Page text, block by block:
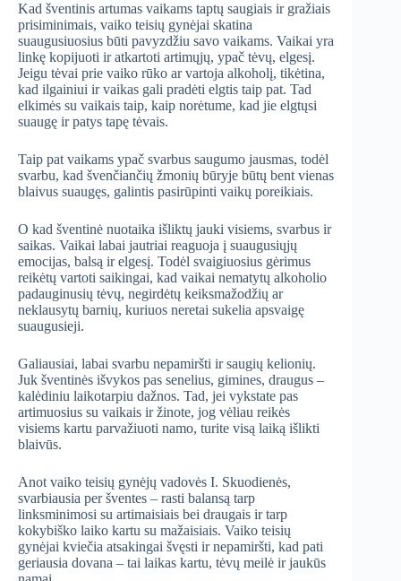
Kad šventinis artumas vaikams taptų saugiais ir gražiais
prisiminimais, vaiko teisių gynėjai skatina
suaugusiuosius būti pavyzdžiu savo vaikams. Vaikai yra
linkę kopijuoti ir atkartoti artimųjų, ypač tėvų, elgesį.
Jeigu tėvai prie vaiko rūko ar vartoja alkoholį, tikėtina,
kad ilgainiui ir vaikas gali pradėti elgtis taip pat. Tad
elkimės su vaikais taip, kaip norėtume, kad jie elgtųsi
suaugę ir patys tapę tėvais.
Taip pat vaikams ypač svarbus saugumo jausmas, todėl
svarbu, kad švenčiančių žmonių būryje būtų bent vienas
blaivus suaugęs, galintis pasirūpinti vaikų poreikiais.
O kad šventinė nuotaika išliktų jauki visiems, svarbus ir
saikas. Vaikai labai jautriai reaguoja į suaugusiųjų
emocijas, balsą ir elgesį. Todėl svaigiuosius gėrimus
reikėtų vartoti saikingai, kad vaikai nematytų alkoholio
padauginusių tėvų, negirdėtų keiksmažodžių ar
neklausytų barnių, kuriuos neretai sukelia apsvaigę
suaugusieji.
Galiausiai, labai svarbu nepamiršti ir saugių kelionių.
Juk šventinės išvykos pas senelius, gimines, draugus –
kalėdiniu laikotarpiu dažnos. Tad, jei vykstate pas
artimuosius su vaikais ir žinote, jog vėliau reikės
visiems kartu parvažiuoti namo, turite visą laiką išlikti
blaivūs.
Anot vaiko teisių gynėjų vadovės I. Skuodienės,
svarbiausia per šventes – rasti balansą tarp
linksminimosi su artimaisiais bei draugais ir tarp
kokybiško laiko kartu su mažaisiais. Vaiko teisių
gynėjai kviečia atsakingai švęsti ir nepamiršti, kad pati
geriausia dovana – tai laikas kartu, tėvų meilė ir jaukūs